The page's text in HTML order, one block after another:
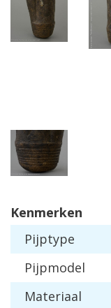
Kenmerken
Pijptype
Pijpmodel
Materiaal